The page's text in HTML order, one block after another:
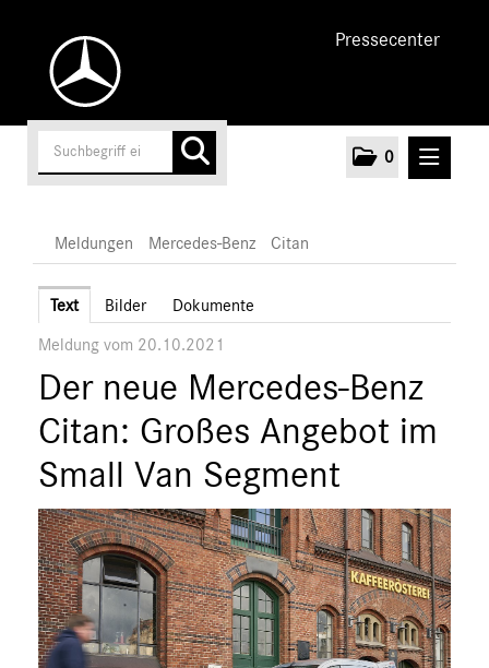
Pressecenter
0
Unternehmen
Cars
Vans
Citan
Vito
X-Klasse
Sprinter
eVito
EQV
V-Klasse
Meldungen Mercedes-Benz Citan
Text Bilder Dokumente
Meldung vom 20.10.2021
Der neue Mercedes-Benz
Citan: Großes Angebot im
Small Van Segment